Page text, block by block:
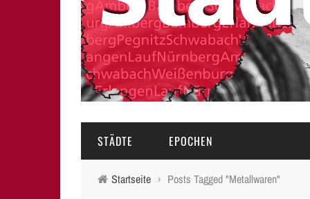
STÄDTE EPOCHEN
Startseite › Posts Tagged "Metallwaren"